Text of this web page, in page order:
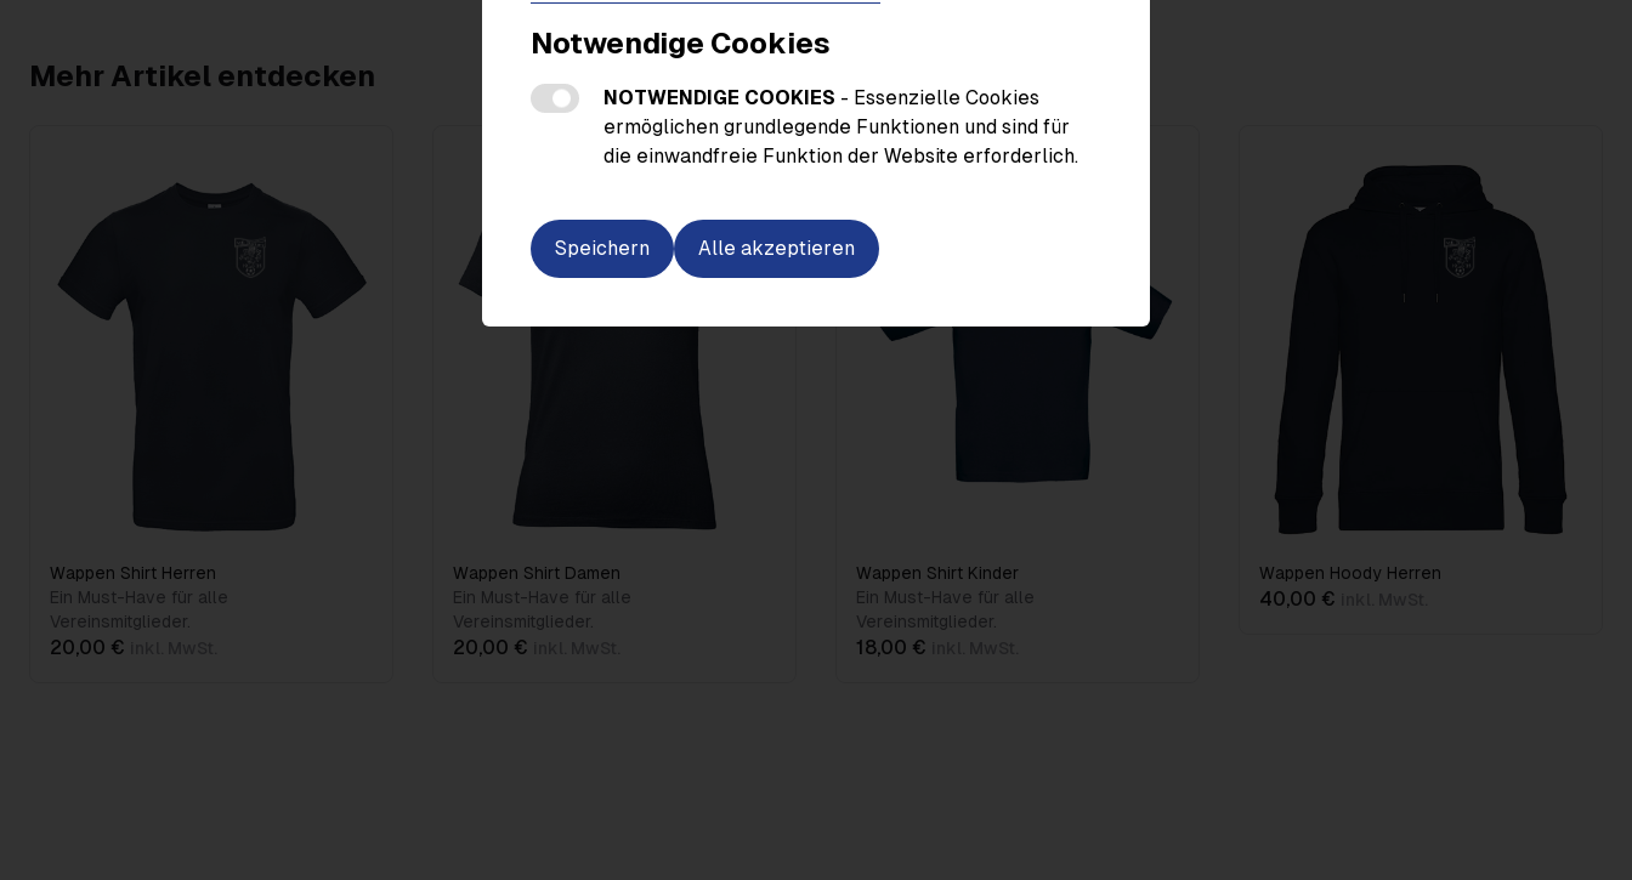
Notwendige Cookies
NOTWENDIGE COOKIES - Essenzielle Cookies
ermöglichen grundlegende Funktionen und sind für
die einwandfreie Funktion der Website erforderlich.
Speichern Alle akzeptieren
Mehr Artikel entdecken
Wappen Shirt Herren
Ein Must-Have für alle
Vereinsmitglieder.
20,00 €
Wappen Shirt Damen
Ein Must-Have für alle
Vereinsmitglieder.
20,00 €
Wappen Shirt Kinder
Ein Must-Have für alle
Vereinsmitglieder.
18,00 €
Wappen Hoody Herren
40,00 €